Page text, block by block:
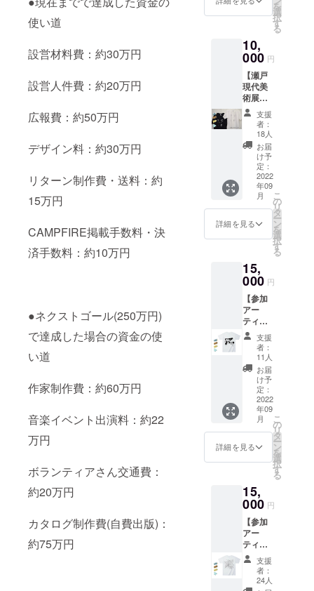
使い道
設営材料費：約30万円
設営人件費：約20万円
広報費：約50万円
デザイン料：約30万円
リターン制作費・送料：約
15万円
CAMPFIRE掲載手数料・決
済手数料：約10万円
●ネクストゴール(250万円)
で達成した場合の資金の使
い道
作家制作費：約60万円
音楽イベント出演料：約22
万円
ボランティアさん交通費：
約20万円
カタログ制作費(自費出版)：
約75万円
オリジ
ナルス
テッ
カー１
枚 ※
招待状
は会期
までに
メール
でお送
りいた
しま
す。(ご
利用期
限：展
中) ※
コー
は、店
舗もし
くは会
期中期
間限定
で営業
してい
る会場
ポップ
アップ
Barrac
kでご利
用でき
ます。
2023年
3月31日
まで有
効。 ※
支援も
可能で
す。
イズ：
本体縦
230mm
横
280mm
/紐部分
900mm
ラー
黒or グ
レー
(カラー
はお選
びいた
だけま
せん) ●
応援
現代美
術展
2022 招
待状(１
名様)
・
Barrac
kコー
ヒーチ
ケット
（1杯無
料券）
・クラ
ウド
ファン
グ限定
オリジ
カー１
枚 ※
招待状
は会期
までに
メール
でお送
りいた
しま
１冊
2022年
催され
た瀬戸
現代美
術展
2022プ
レエキ
シビ
ジョン
<Eleme
nts>と
今回開
催され
る瀬戸
現代美
術展
2022の
記録を
ント
ブック
です。
ドキュ
メント
ブック
は会期
終了
後、完
成次第
お届け
させて
いただ
きま
す。
(2023年
春頃完
※商品サ
約縦
245mm
横
185mm
/ ページ
数：
100P前
後 ※自
費出版
を
選
択
す
る
10,
000 円
【瀬戸
現代美
術展
2022
グッズT
シャ
ツ】 ●
瀬戸現
代美術
展2022
グッズT
シャツ
(クラウ
ドファ
ンディ
ングオ
ルカ
ラー)１
枚 瀬戸
現代美
術展
2022の
グッズ
「Tシャ
ツ」が
付いて
くるリ
ターン
です。
デザイ
ンは只
今、鋭
意制作
ディン
グ限定
オリジ
ナルカ
ラーで
す。 ※
商品サ
イズ：
M/L ※画
支援
者：
18人
お届
け予
定：
2022
年09
月
詳細を見る
こ
の
リ
タ
ー
ン
を
選
択
す
る
15,
000 円
【参加
アー
ティス
トTシャ
ツ：こ
いけぐ
らんじ
ver. 】
●参加
アー
ティス
トTシャ
ツ(クラ
ウド
ファン
ディン
ジナル
カラー)
こいけ
ぐらん
じver.
１枚 展
覧会の
参加
アー
支援
者：
11人
お届
け予
定：
2022
年09
月
詳細を見る
こ
の
リ
タ
ー
ン
を
選
択
す
る
15,
000 円
【参加
アー
ティス
トTシャ
ツ：文
谷有佳
支援
者：
24人